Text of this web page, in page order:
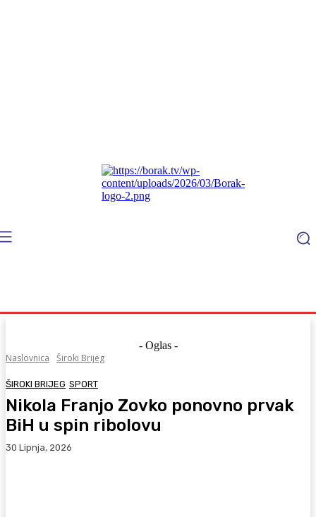
- Oglas -
Naslovnica
Široki Brijeg
ŠIROKI BRIJEG SPORT
Nikola Franjo Zovko ponovno prvak
BiH u spin ribolovu
30 Lipnja, 2026